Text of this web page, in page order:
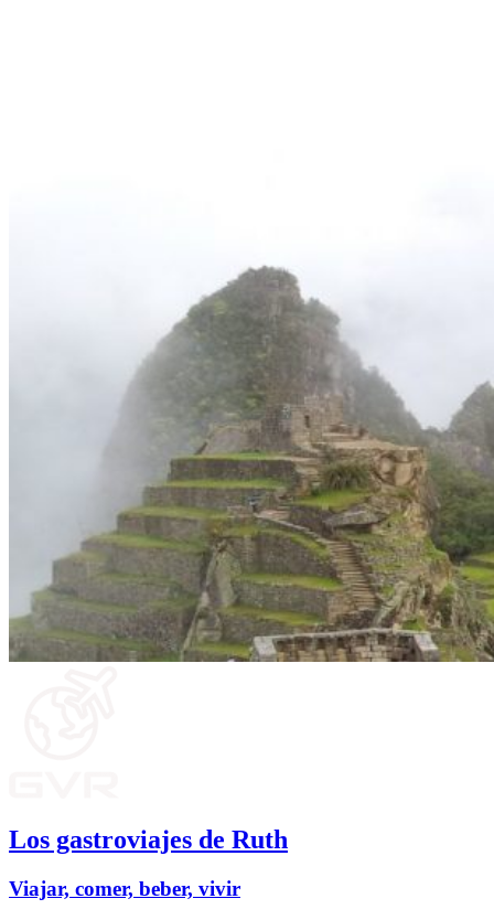
Los gastroviajes de Ruth
Viajar, comer, beber, vivir